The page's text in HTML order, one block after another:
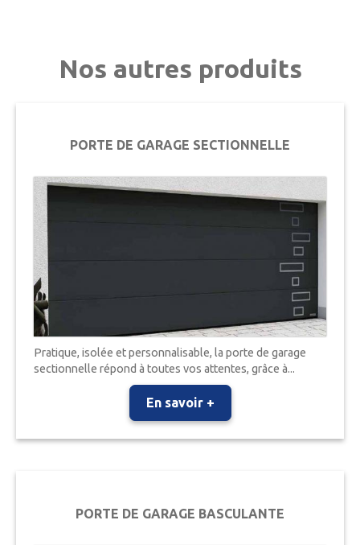
Nos autres produits
PORTE DE GARAGE SECTIONNELLE
Pratique, isolée et personnalisable, la porte de garage
sectionnelle répond à toutes vos attentes, grâce à...
En savoir +
PORTE DE GARAGE BASCULANTE